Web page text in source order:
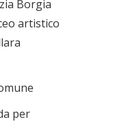
Borgia
artistico
per